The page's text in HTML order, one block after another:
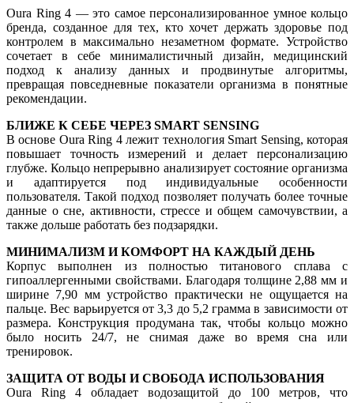
Oura Ring 4 — это самое персонализированное умное кольцо
бренда, созданное для тех, кто хочет держать здоровье под
контролем в максимально незаметном формате. Устройство
сочетает в себе минималистичный дизайн, медицинский
подход к анализу данных и продвинутые алгоритмы,
превращая повседневные показатели организма в понятные
рекомендации.
БЛИЖЕ К СЕБЕ ЧЕРЕЗ SMART SENSING
В основе Oura Ring 4 лежит технология Smart Sensing, которая
повышает точность измерений и делает персонализацию
глубже. Кольцо непрерывно анализирует состояние организма
и адаптируется под индивидуальные особенности
пользователя. Такой подход позволяет получать более точные
данные о сне, активности, стрессе и общем самочувствии, а
также дольше работать без подзарядки.
МИНИМАЛИЗМ И КОМФОРТ НА КАЖДЫЙ ДЕНЬ
Корпус выполнен из полностью титанового сплава с
гипоаллергенными свойствами. Благодаря толщине 2,88 мм и
ширине 7,90 мм устройство практически не ощущается на
пальце. Вес варьируется от 3,3 до 5,2 грамма в зависимости от
размера. Конструкция продумана так, чтобы кольцо можно
было носить 24/7, не снимая даже во время сна или
тренировок.
ЗАЩИТА ОТ ВОДЫ И СВОБОДА ИСПОЛЬЗОВАНИЯ
Oura Ring 4 обладает водозащитой до 100 метров, что